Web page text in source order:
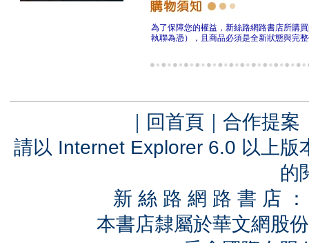
為了保障您的權益，新絲路網路書店所購
執聯為憑），且商品必須是全新狀態與完
｜ 回首頁 ｜ 合作提案
請以 Internet Explorer 6.0 以上
的
新 絲 路 網 路 書 店
本書店隸屬於華文網股